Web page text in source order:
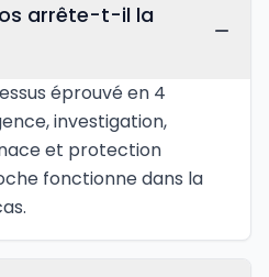
arrête-t-il la
éprouvé en 4
investigation,
et protection
fonctionne dans la